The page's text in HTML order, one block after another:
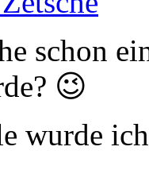
schon
😉
wurde